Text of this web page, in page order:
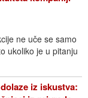
ne uče se samo
ukoliko je u pitanju
iz iskustva: